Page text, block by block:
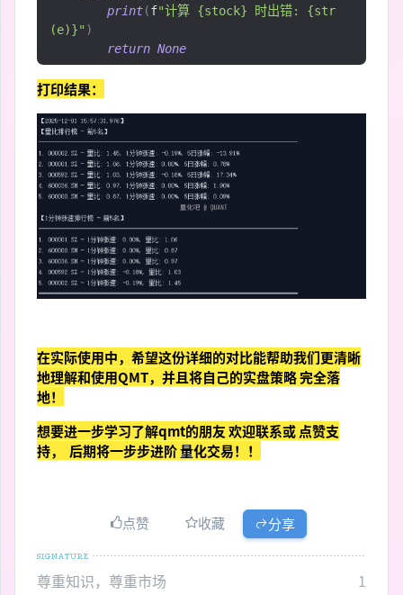
print(f"计算 {stock} 时出错: {str
(e)}" )
return None
打印结果：
在实际使用中，希望这份详细的对比能帮助我们更清晰
地理解和使用QMT，并且将自己的实盘策略 完全落
地！
想要进一步学习了解qmt的朋友 欢迎联系或 点赞支
持， 后期将一步步进阶 量化交易！！
点赞 收藏 分享
尊重知识，尊重市场 1